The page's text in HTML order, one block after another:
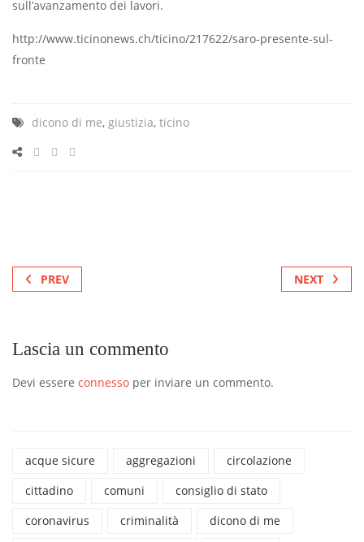
sull’avanzamento dei lavori.
http://www.ticinonews.ch/ticino/217622/saro-presente-sul-
fronte
dicono di me, giustizia, ticino
PREV NEXT
Lascia un commento
Devi essere connesso per inviare un commento.
acque sicure aggregazioni
circolazione
cittadino
comuni
consiglio di stato
coronavirus
criminalità
dicono di me